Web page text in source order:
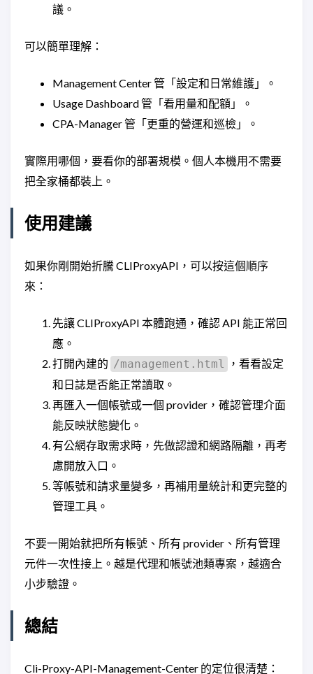
議。
可以簡單理解：
Management Center 管「設定和日常維護」。
Usage Dashboard 管「看用量和配額」。
CPA-Manager 管「更重的營運和巡檢」。
實際用哪個，要看你的部署規模。個人本機用不需要
把全家桶都裝上。
使用建議
如果你剛開始折騰 CLIProxyAPI，可以按這個順序
來：
先讓 CLIProxyAPI 本體跑通，確認 API 能正常回
應。
打開內建的 /management.html
，看看設定
和日誌是否能正常讀取。
再匯入一個帳號或一個 provider，確認管理介面
能反映狀態變化。
有公網存取需求時，先做認證和網路隔離，再考
慮開放入口。
等帳號和請求量變多，再補用量統計和更完整的
管理工具。
不要一開始就把所有帳號、所有 provider、所有管理
元件一次性接上。越是代理和帳號池類專案，越適合
小步驗證。
總結
Cli-Proxy-API-Management-Center 的定位很清楚：